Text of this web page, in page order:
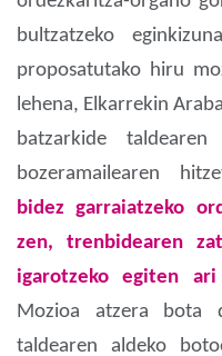
bultzatzeko
proposatutako hiru
lehena, Elkarrekin
batzarkide
bozeramailearen
bidez garraiatzeko
zen, trenbidearen
igarotzeko egiten
Mozioa atzera bota
taldearen aldeko